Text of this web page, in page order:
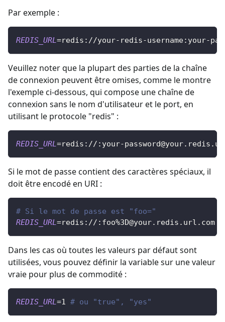
Par exemple :
REDIS_URL=redis://your-redis-username: your-
Veuillez noter que la plupart des parties de la chaîne
de connexion peuvent être omises, comme le montre
l'exemple ci-dessous, qui compose une chaîne de
connexion sans le nom d'utilisateur et le port, en
utilisant le protocole "redis" :
REDIS_URL=redis://: your-
Si le mot de passe contient des caractères spéciaux, il
doit être encodé en URI :
# Si le mot de passe est "foo="
REDIS_URL=redis://:foo%3D@your.redis.url.com
Dans les cas où toutes les valeurs par défaut sont
utilisées, vous pouvez définir la variable sur une valeur
vraie pour plus de commodité :
REDIS_URL=1 # ou "true", "yes"